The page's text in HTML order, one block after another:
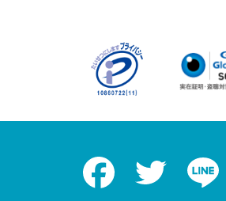
Facebook Twitter